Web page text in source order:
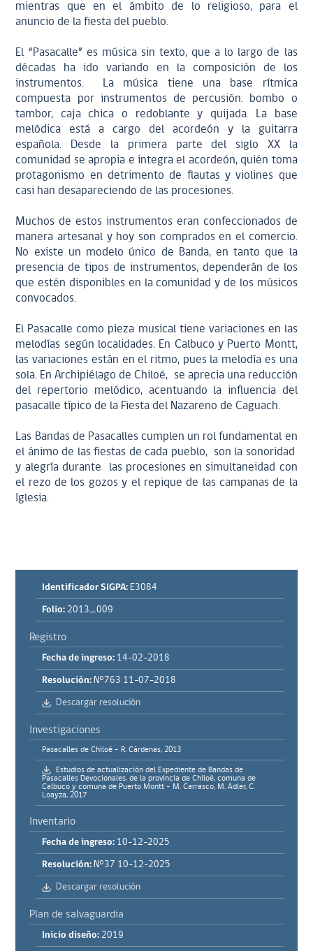
mientras que en el ámbito de lo religioso, para el
anuncio de la fiesta del pueblo.
El “Pasacalle” es música sin texto, que a lo largo de las
décadas ha ido variando en la composición de los
instrumentos. La música tiene una base rítmica
compuesta por instrumentos de percusión: bombo o
tambor, caja chica o redoblante y quijada. La base
melódica está a cargo del acordeón y la guitarra
española. Desde la primera parte del siglo XX la
comunidad se apropia e integra el acordeón, quién toma
protagonismo en detrimento de flautas y violines que
casi han desapareciendo de las procesiones.
Muchos de estos instrumentos eran confeccionados de
manera artesanal y hoy son comprados en el comercio.
No existe un modelo único de Banda, en tanto que la
presencia de tipos de instrumentos, dependerán de los
que estén disponibles en la comunidad y de los músicos
convocados.
El Pasacalle como pieza musical tiene variaciones en las
melodías según localidades. En Calbuco y Puerto Montt,
las variaciones están en el ritmo, pues la melodía es una
sola. En Archipiélago de Chiloé, se aprecia una reducción
del repertorio melódico, acentuando la influencia del
pasacalle típico de la Fiesta del Nazareno de Caguach.
Las Bandas de Pasacalles cumplen un rol fundamental en
el ánimo de las fiestas de cada pueblo, son la sonoridad
y alegría durante las procesiones en simultaneidad con
el rezo de los gozos y el repique de las campanas de la
Iglesia.
Identificador SIGPA: E3084
Folio: 2013_009
Registro
Fecha de ingreso: 14-02-2018
Resolución: N°763 11-07-2018
Descargar resolución
Investigaciones
Pasacalles de Chiloé - R. Cárdenas, 2013
Estudios de actualización del Expediente de Bandas de
Pasacalles Devocionales, de la provincia de Chiloé, comuna de
Calbuco y comuna de Puerto Montt - M. Carrasco, M. Adler, C.
Loayza, 2017
Inventario
Fecha de ingreso: 10-12-2025
Resolución: N°37 10-12-2025
Descargar resolución
Plan de salvaguardia
Inicio diseño: 2019